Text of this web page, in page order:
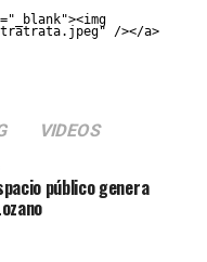
/></a>
VIDEOS
público genera